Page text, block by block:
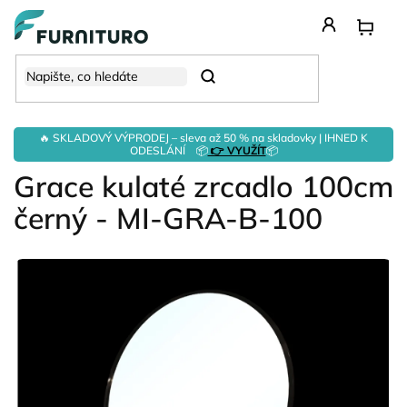
Přejít
obsah
🔥 SKLADOVÝ VÝPRODEJ – sleva až 50 % na skladovky | IHNED K
ODESLÁNÍ 📦👉 VYUŽÍT📦
Hledat
Grace kulaté zrcadlo 100cm
černý - MI-GRA-B-100